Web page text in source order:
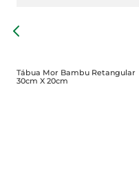
Tábua Mor Bambu Retangular
30cm X 20cm